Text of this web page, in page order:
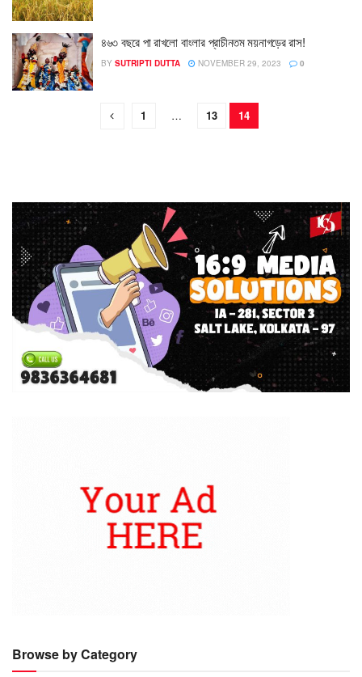
৪৬৩ বছরে পা রাখলো বাংলার প্রাচীনতম ময়নাগড়ের রাস!
BY SUTRIPTI DUTTA NOVEMBER 29, 2023 0
1 … 13 14
Browse by Category